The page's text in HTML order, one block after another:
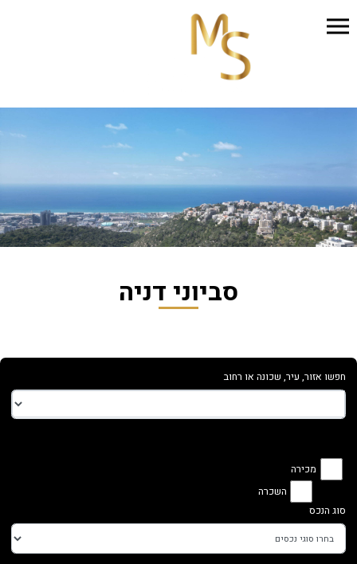
סביוני דניה
חפשו אזור, עיר, שכונה או רחוב
מכירה
השכרה
סוג הנכס